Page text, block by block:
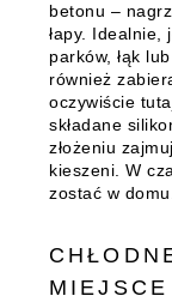
betonu –
łapy. Idealnie,
parków, łąk
również
oczywiście
składane
złożeniu
kieszeni. W
zostać w
MIEJSCE